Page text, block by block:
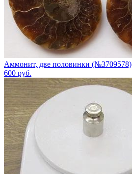
Аммонит, две половинки (№3709578)
600 руб.